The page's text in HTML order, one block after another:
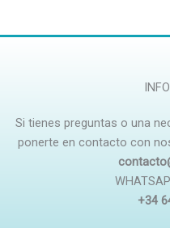
Si tienes preguntas o una
ponerte en contacto con
+34